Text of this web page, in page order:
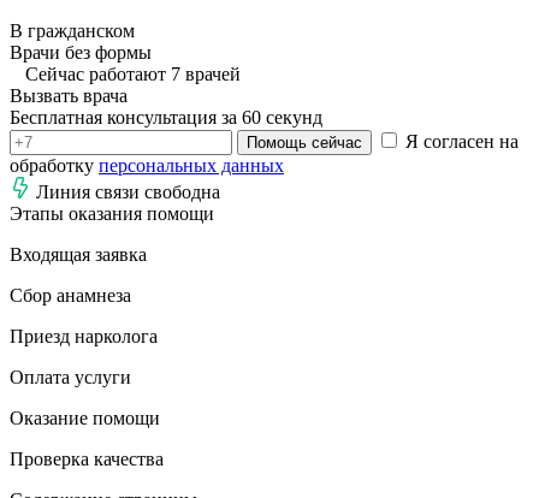
В гражданском
Врачи без формы
Сейчас работают 7 врачей
Вызвать врача
Бесплатная консультация за 60 секунд
Помощь сейчас
Я согласен на
обработку персональных данных
Линия связи свободна
Этапы оказания помощи
Входящая заявка
Сбор анамнеза
Приезд нарколога
Оплата услуги
Оказание помощи
Проверка качества